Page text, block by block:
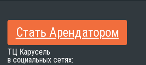
Стать Арендатором
ТЦ Карусель
в социальных сетях: